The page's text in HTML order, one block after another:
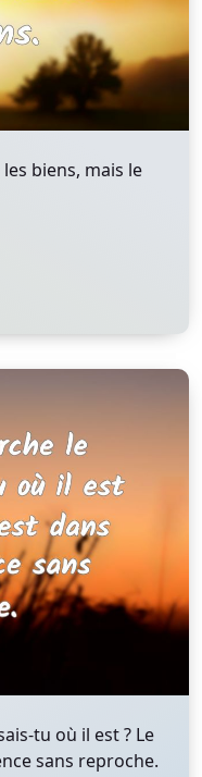
biens, mais le
tu où il est ? Le
sans reproche.